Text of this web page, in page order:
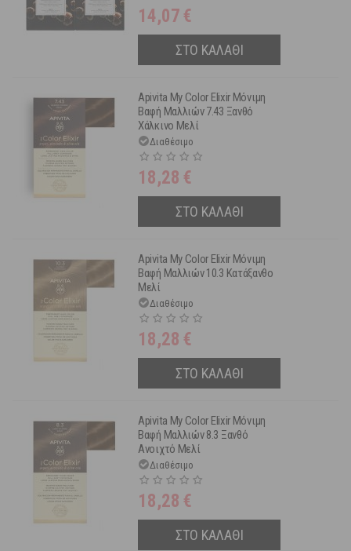
14,07 €
ΣΤΟ ΚΑΛΑΘΙ
Apivita My Color Elixir Μόνιμη
Βαφή Μαλλιών 7.43 Ξανθό
Χάλκινο Μελί
Διαθέσιμο
18,28 €
ΣΤΟ ΚΑΛΑΘΙ
Apivita My Color Elixir Μόνιμη
Βαφή Μαλλιών 10.3 Κατάξανθο
Μελί
Διαθέσιμο
18,28 €
ΣΤΟ ΚΑΛΑΘΙ
Apivita My Color Elixir Μόνιμη
Βαφή Μαλλιών 8.3 Ξανθό
Ανοιχτό Μελί
Διαθέσιμο
18,28 €
ΣΤΟ ΚΑΛΑΘΙ